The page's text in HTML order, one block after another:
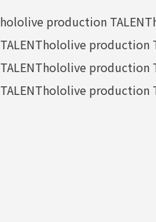
hololive production TALENT
TALENThololive production
TALENThololive production
TALENThololive production